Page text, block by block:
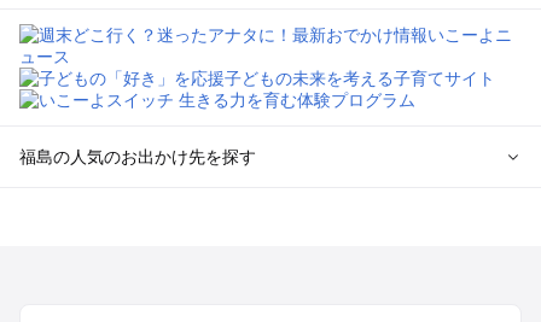
福島の人気のお出かけ先を探す